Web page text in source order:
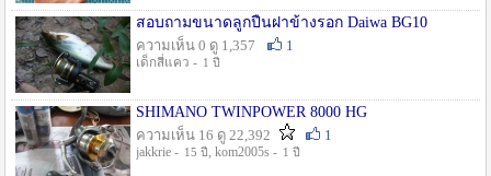
สอบถามขนาดลูกปืนฝาข้างรอก Daiwa BG10
ความเห็น 0 ดู 1,357
1
เด็กสี่แคว - 1 ปี
SHIMANO TWINPOWER 8000 HG
ความเห็น 16 ดู 22,392
1
jakkrie - 15 ปี , kom2005s - 1 ปี